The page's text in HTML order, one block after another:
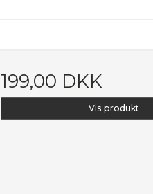
199,00 DKK
Vis produkt